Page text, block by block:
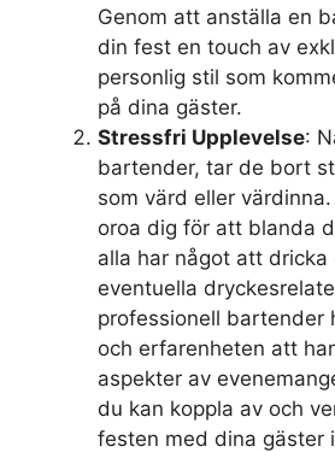
Genom att anställa en
din fest en touch av
personlig stil som
på dina gäster.
Stressfri Upplevelse:
bartender, tar de bort
som värd eller
oroa dig för att blanda
alla har något att dricka
eventuella
professionell bartender
och erfarenheten att
aspekter av
du kan koppla av och
festen med dina gäster